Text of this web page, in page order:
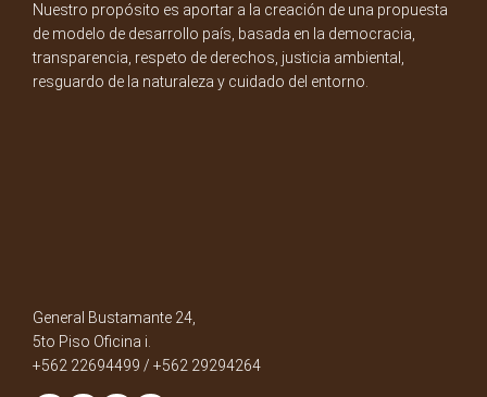
Nuestro propósito es aportar a la creación de una propuesta
de modelo de desarrollo país, basada en la democracia,
transparencia, respeto de derechos, justicia ambiental,
resguardo de la naturaleza y cuidado del entorno.
General Bustamante 24,
5to Piso Oficina i.
+562 22694499 / +562 29294264